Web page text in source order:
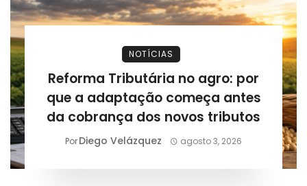
NOTÍCIAS
Reforma Tributária no agro: por
que a adaptação começa antes
da cobrança dos novos tributos
PorDiego Velázquez agosto 3, 2026